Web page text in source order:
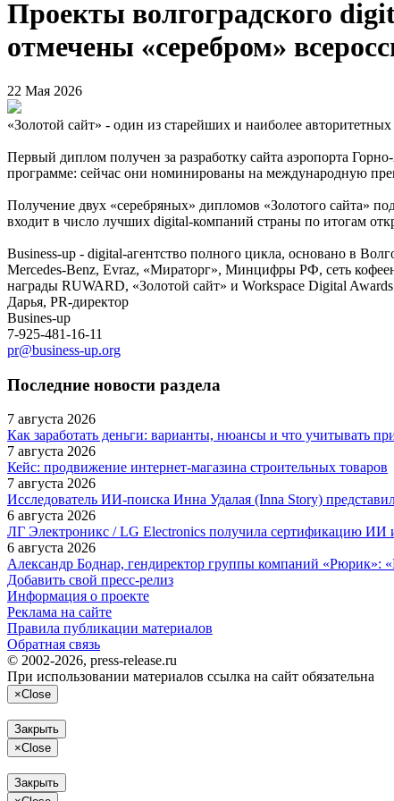
Проекты волгоградского
отмечены «серебром»
22 Мая 2026
«Золотой сайт» - один из старейших и наиболее
Первый диплом получен за разработку сайта аэропорта
программе: сейчас они номинированы на международную
Получение двух «серебряных» дипломов «Золотого сайта»
входит в число лучших digital-компаний страны по итогам
Business-up - digital-агентство полного цикла, основано в
Mercedes-Benz, Evraz, «Мираторг», Минцифры РФ, сеть
награды RUWARD, «Золотой сайт» и Workspace Digital
Дарья, PR-директор
Busines-up
7-925-481-16-11
pr@business-up.org
Последние новости раздела
7 августа 2026
Как заработать деньги: варианты, нюансы и что учитывать
7 августа 2026
Кейс: продвижение интернет‑магазина строительных товаров
7 августа 2026
Исследователь ИИ-поиска Инна Удалая (Inna Story)
6 августа 2026
ЛГ Электроникс / LG Electronics получила сертификацию ИИ
6 августа 2026
Александр Боднар, гендиректор группы компаний «Рюрик»:
Добавить свой пресс-релиз
Информация о проекте
Реклама на сайте
Правила публикации материалов
Обратная связь
© 2002-2026, press-release.ru
При использовании материалов ссылка на сайт обязательна
×Close
Закрыть
×Close
Закрыть